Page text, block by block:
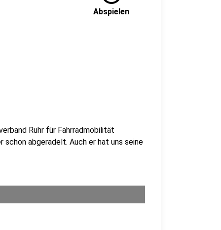
Abspielen
Ruhr für Fahrradmobilität
schon abgeradelt. Auch er hat uns seine